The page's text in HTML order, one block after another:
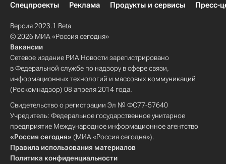
Спецпроекты
Реклама Продукты и сервисы Пресс-
Версия 2023.1 Beta
© 2026 МИА «Россия сегодня»
Вакансии
Сетевое издание РИА Новости зарегистрировано
в Федеральной службе по надзору в сфере связи,
информационных технологий и массовых коммуникаций
(Роскомнадзор) 08 апреля 2014 года.
Свидетельство о регистрации Эл № ФС77-57640
Учредитель: Федеральное государственное унитарное
предприятие Международное информационное агентство
«Россия сегодня» (МИА «Россия сегодня»).
Правила использования материалов
Политика конфиденциальности